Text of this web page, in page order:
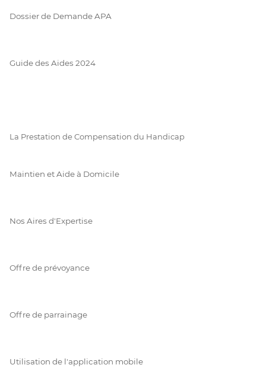
Dossier de Demande APA
Guide des Aides 2024
La Prestation de Compensation du Handicap
Maintien et Aide à Domicile
Nos Aires d'Expertise
Offre de prévoyance
Offre de parrainage
Utilisation de l'application mobile